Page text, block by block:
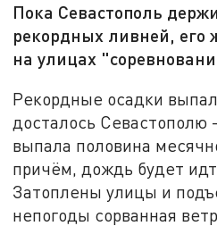
Пока Севастополь
рекордных ливней, его
на улицах
Рекордные осадки
досталось Севастополю
выпала половина
причём, дождь будет
Затоплены улицы и
непогоды сорванная